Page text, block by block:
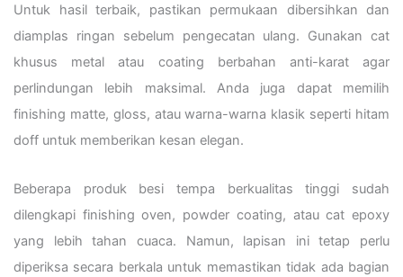
Untuk hasil terbaik, pastikan permukaan dibersihkan dan
diamplas ringan sebelum pengecatan ulang. Gunakan cat
khusus metal atau coating berbahan anti-karat agar
perlindungan lebih maksimal. Anda juga dapat memilih
finishing matte, gloss, atau warna-warna klasik seperti hitam
doff untuk memberikan kesan elegan.
Beberapa produk besi tempa berkualitas tinggi sudah
dilengkapi finishing oven, powder coating, atau cat epoxy
yang lebih tahan cuaca. Namun, lapisan ini tetap perlu
diperiksa secara berkala untuk memastikan tidak ada bagian